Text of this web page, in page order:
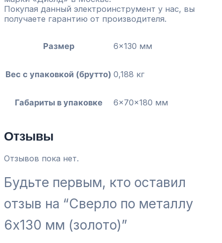
Покупая данный электроинструмент у нас, вы
получаете гарантию от производителя.
Размер 6×130 мм
Вес с упаковкой (брутто) 0,188 кг
Габариты в упаковке 6x70x180 мм
Отзывы
Отзывов пока нет.
Будьте первым, кто оставил
отзыв на “Сверло по металлу
6х130 мм (золото)”